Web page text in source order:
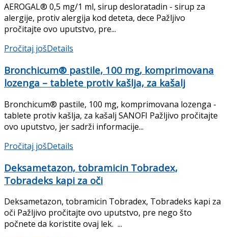
AEROGAL® 0,5 mg/1 ml, sirup desloratadin - sirup za
alergije, protiv alergija kod deteta, dece Pažljivo
pročitajte ovo uputstvo, pre...
Pročitaj jošDetails
Bronchicum® pastile, 100 mg, komprimovana
lozenga – tablete protiv kašlja, za kašalj
Bronchicum® pastile, 100 mg, komprimovana lozenga -
tablete protiv kašlja, za kašalj SANOFI Pažljivo pročitajte
ovo uputstvo, jer sadrži informacije...
Pročitaj jošDetails
Deksametazon, tobramicin Tobradex,
Tobradeks kapi za oči
Deksametazon, tobramicin Tobradex, Tobradeks kapi za
oči Pažljivo pročitajte ovo uputstvo, pre nego što
počnete da koristite ovaj lek. ...